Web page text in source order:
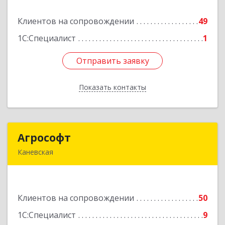
Клиентов на сопровождении
49
1С:Специалист
1
Отправить заявку
Показать контакты
Подробнее
Отправить заявку
Назад
Агрософт
Каневская
Клиентов на сопровождении
50
1С:Специалист
9
Подробнее